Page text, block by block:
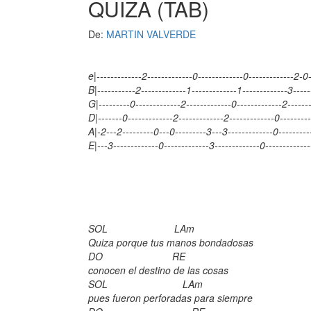
QUIZA (TAB)
De: MARTIN VALVERDE
e|-------------2-------------0-------------0-------------2-
B|-----------2-------------1-------------1-------------
G|---------0-------------2-------------0-------------
D|-------0-------------2-------------2-------------
A|-2---2---------0---0---------3---3-------------
E|---3-------------0-------------3-------------
SOL LAm
Quiza porque tus manos bondadosas
DO RE
conocen el destino de las cosas
SOL LAm
pues fueron perforadas para siempre